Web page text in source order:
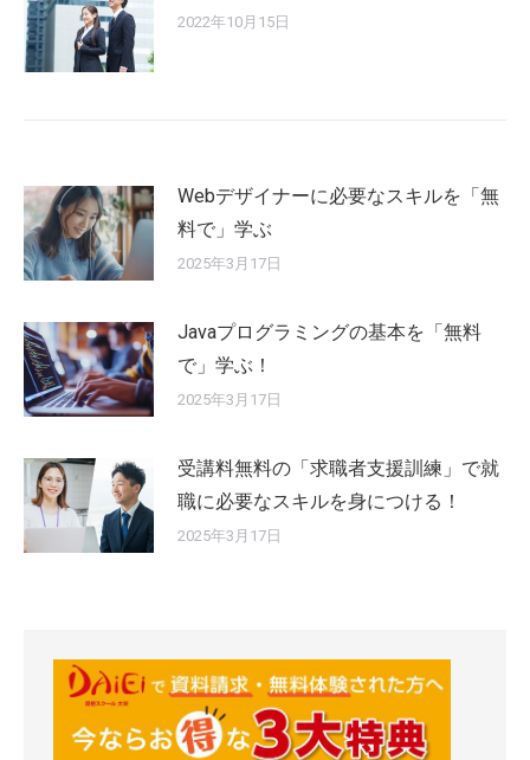
2022年10月15日
Webデザイナーに必要なスキルを「無
料で」学ぶ
2025年3月17日
Javaプログラミングの基本を「無料
で」学ぶ！
2025年3月17日
受講料無料の「求職者支援訓練」で就
職に必要なスキルを身につける！
2025年3月17日